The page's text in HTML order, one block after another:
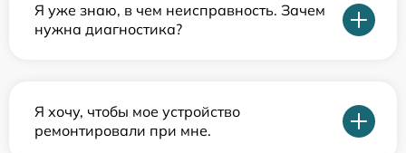
Я уже знаю, в чем неисправность. Зачем
нужна диагностика?
Я хочу, чтобы мое устройство
ремонтировали при мне.